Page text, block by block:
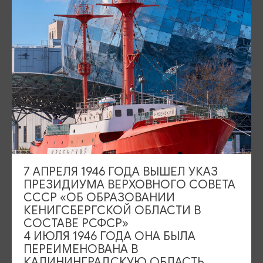
Площадь Победы, 1Закрыто
ул. Октябрьская, 2/3Закрыто
События
Туры и экскурсии
Где поесть
Чем заняться
Где остановиться
О путешествии в КО
Туристический центр
Подпишитесь на рассылку
7 АПРЕЛЯ 1946 ГОДА ВЫШЕЛ УКАЗ
ПРЕЗИДИУМА ВЕРХОВНОГО СОВЕТА
СССР «ОБ ОБРАЗОВАНИИ
КЕНИГСБЕРГСКОЙ ОБЛАСТИ В
СОСТАВЕ РСФСР»
4 ИЮЛЯ 1946 ГОДА ОНА БЫЛА
ПЕРЕИМЕНОВАНА В